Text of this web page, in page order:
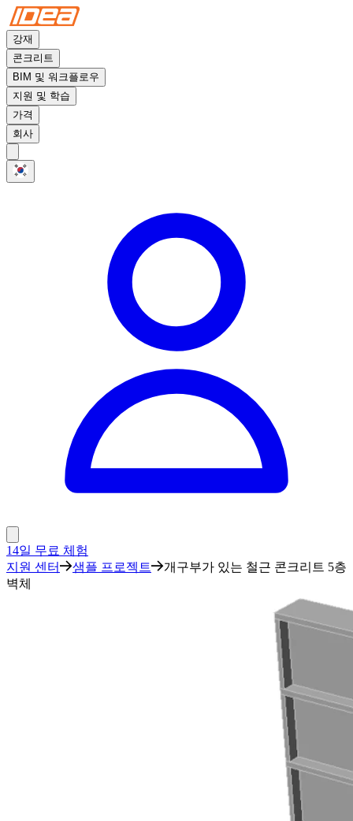
강재
콘크리트
BIM 및 워크플로우
지원 및 학습
가격
회사
14일 무료 체험
지원 센터
샘플 프로젝트
개구부가 있는 철근 콘크리트 5층
벽체